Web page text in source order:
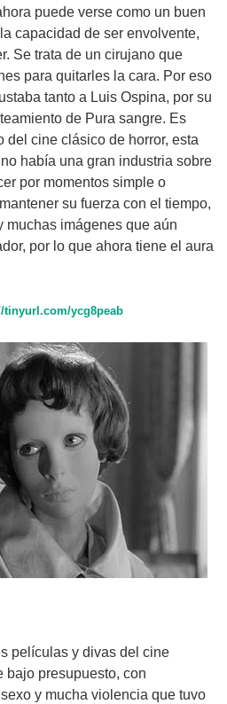
puede verse como un buen
capacidad de ser envolvente,
Se trata de un cirujano que
para quitarles la cara. Por eso
tanto a Luis Ospina, por su
de Pura sangre. Es
del cine clásico de horror, esta
había una gran industria sobre
por momentos simple o
su fuerza con el tiempo,
muchas imágenes que aún
por lo que ahora tiene el aura
tinyurl.com/ycg8peab
películas y divas del cine
bajo presupuesto, con
y mucha violencia que tuvo